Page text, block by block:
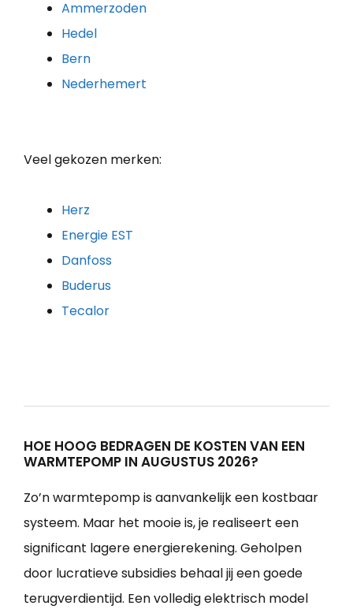
Ammerzoden
Hedel
Bern
Nederhemert
Veel gekozen merken:
Herz
Energie EST
Danfoss
Buderus
Tecalor
HOE HOOG BEDRAGEN DE KOSTEN VAN EEN
WARMTEPOMP IN AUGUSTUS 2026?
Zo’n warmtepomp is aanvankelijk een kostbaar
systeem. Maar het mooie is, je realiseert een
significant lagere energierekening. Geholpen
door lucratieve subsidies behaal jij een goede
terugverdientijd. Een volledig elektrisch model